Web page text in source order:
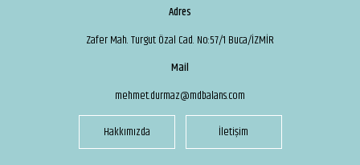
Adres
Zafer Mah. Turgut Özal Cad. No:57/1 Buca/İZMİR
Mail
mehmet.durmaz@mdbalans.com
Hakkımızda İletişim